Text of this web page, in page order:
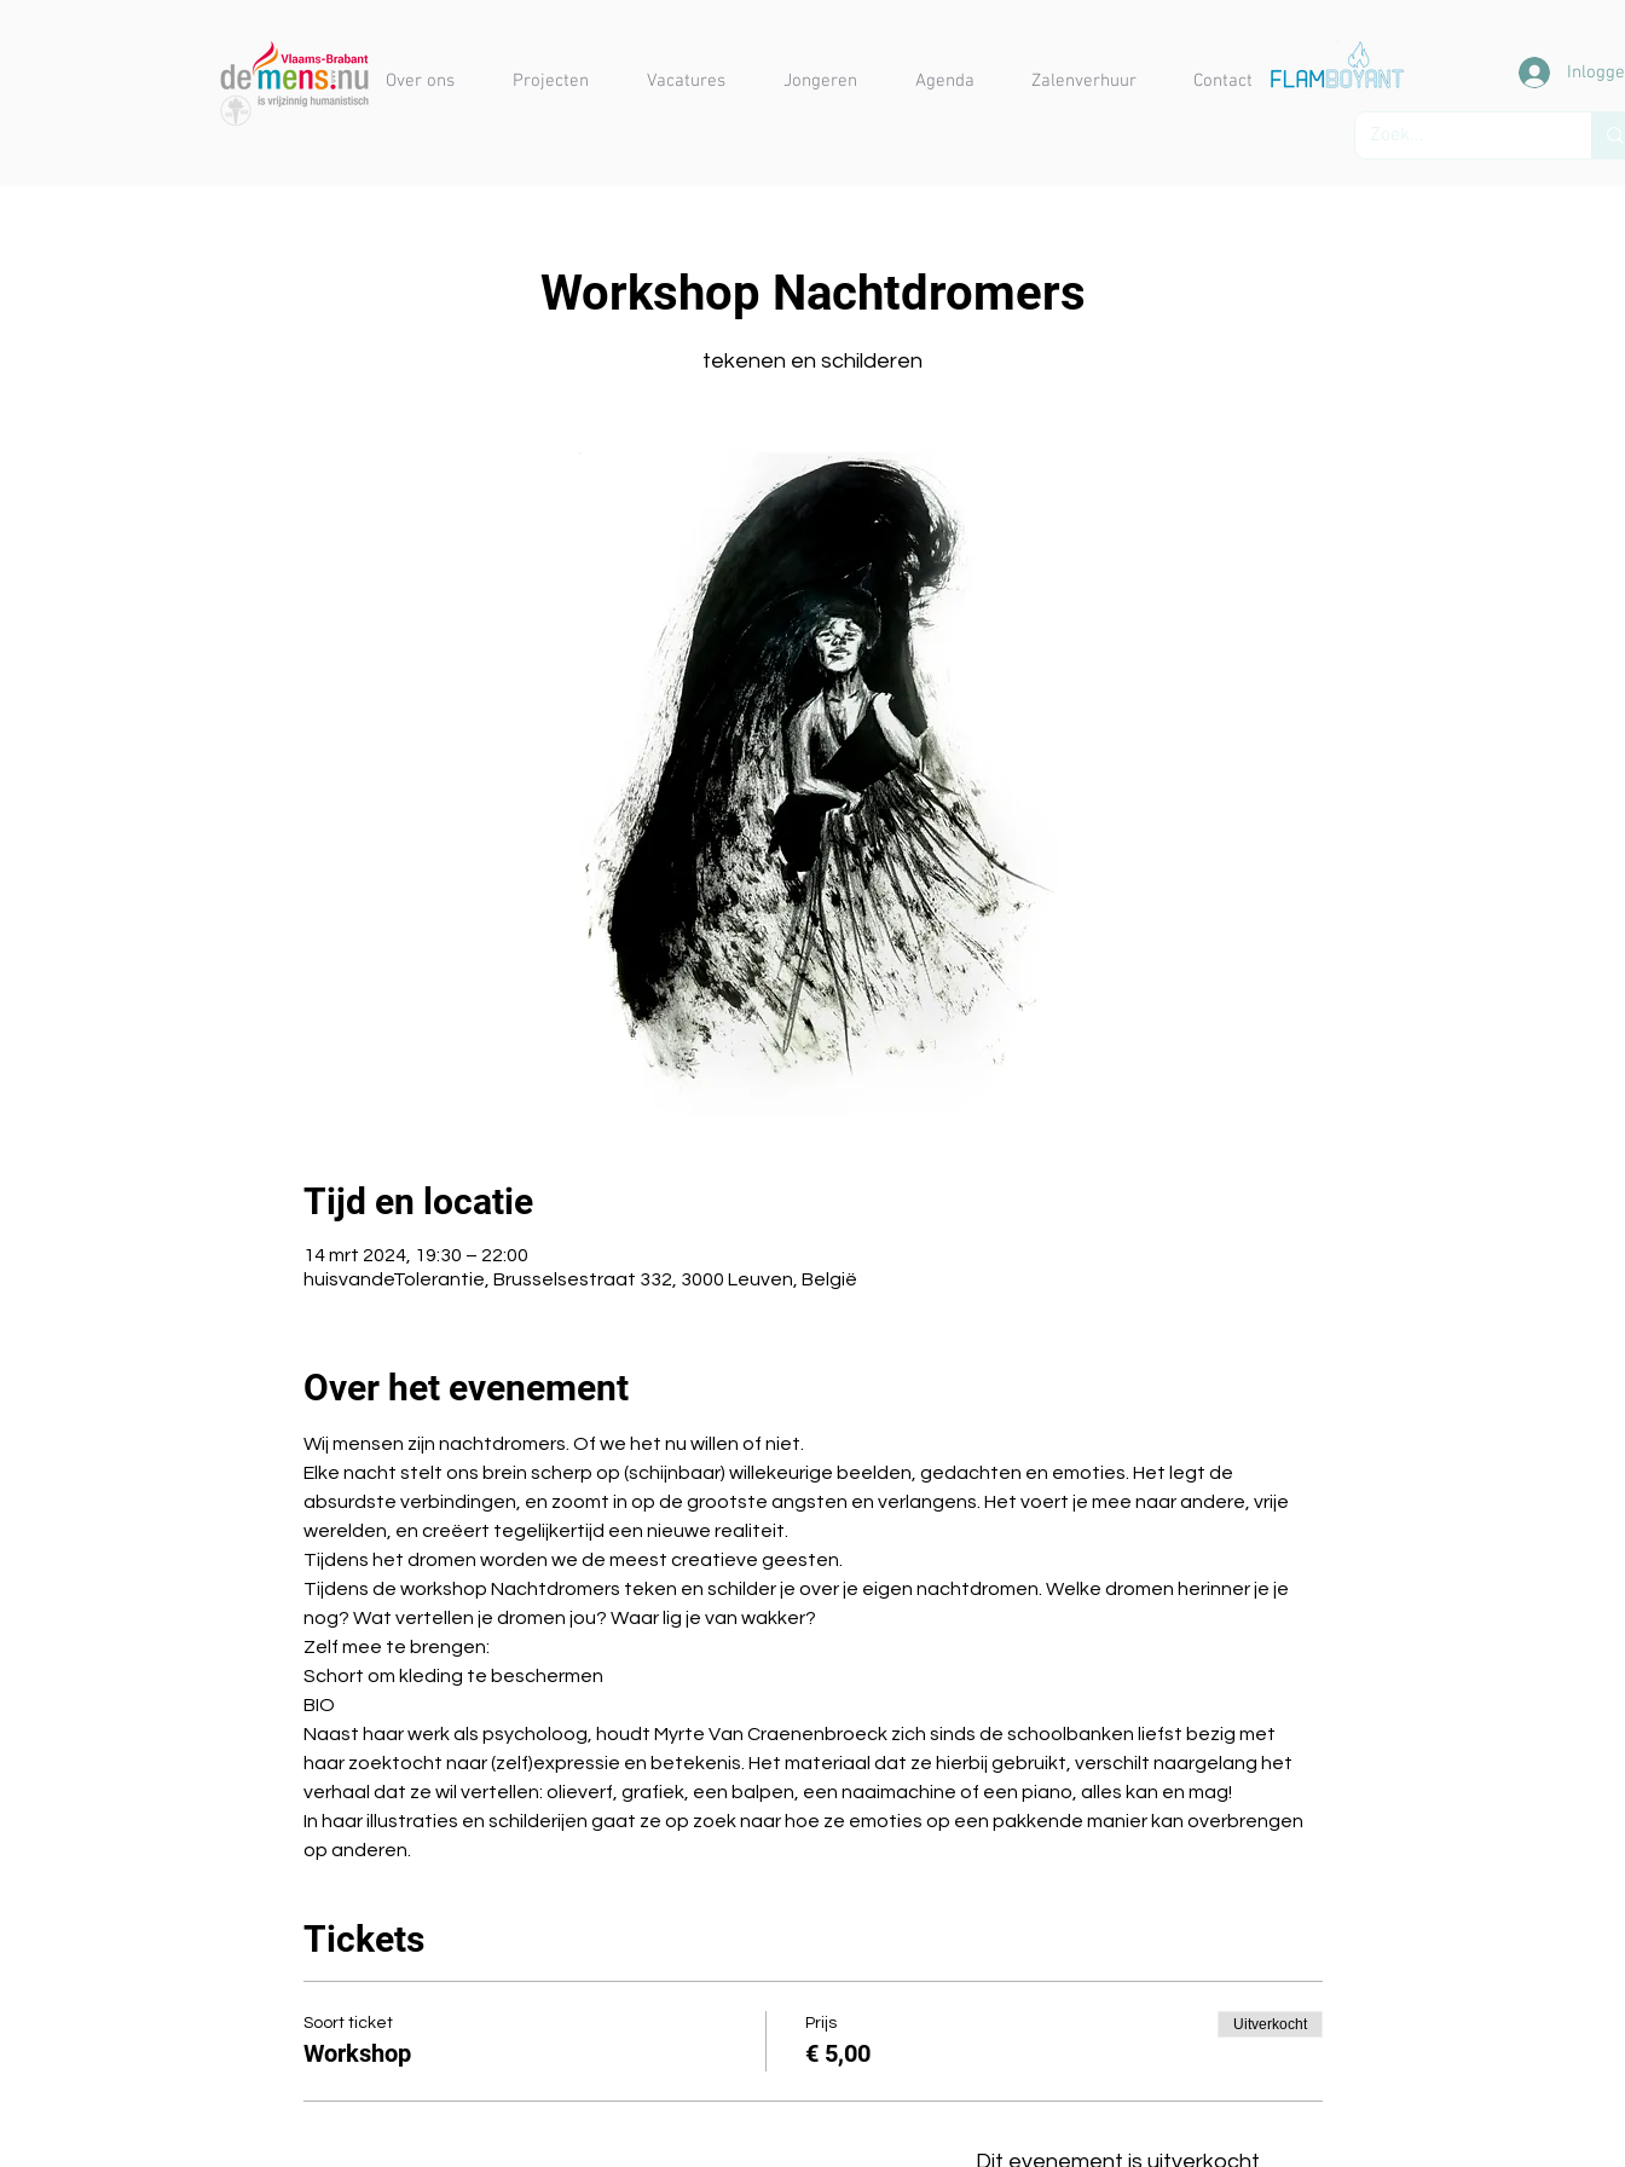
Over ons Projecten Vacatures Jongeren Agenda Zalenverhuur Contact
Workshop Nachtdromers
tekenen en schilderen
Tijd en locatie
14 mrt 2024, 19:30 – 22:00
huisvandeTolerantie, Brusselsestraat 332, 3000 Leuven, België
Over het evenement
Wij mensen zijn nachtdromers. Of we het nu willen of niet.
Elke nacht stelt ons brein scherp op (schijnbaar) willekeurige beelden, gedachten en emoties. Het legt de
absurdste verbindingen, en zoomt in op de grootste angsten en verlangens. Het voert je mee naar andere, vrije
werelden, en creëert tegelijkertijd een nieuwe realiteit.
Tijdens het dromen worden we de meest creatieve geesten.
Tijdens de workshop Nachtdromers teken en schilder je over je eigen nachtdromen. Welke dromen herinner je je
nog? Wat vertellen je dromen jou? Waar lig je van wakker?
Zelf mee te brengen:
Schort om kleding te beschermen
BIO
Naast haar werk als psycholoog, houdt Myrte Van Craenenbroeck zich sinds de schoolbanken liefst bezig met
haar zoektocht naar (zelf)expressie en betekenis. Het materiaal dat ze hierbij gebruikt, verschilt naargelang het
verhaal dat ze wil vertellen: olieverf, grafiek, een balpen, een naaimachine of een piano, alles kan en mag!
In haar illustraties en schilderijen gaat ze op zoek naar hoe ze emoties op een pakkende manier kan overbrengen
op anderen.
Tickets
Soort ticket
Workshop
Prijs
€ 5,00
Uitverkocht
Dit evenement is uitverkocht